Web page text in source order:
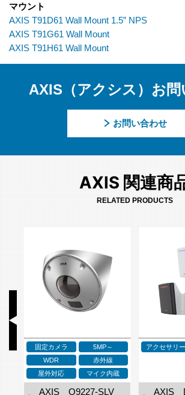
マウント
AXIS T91D61 Wall Mount 1.5” NPS
AXIS T91G61 Wall Mount
AXIS T91H61 Wall Mount
AXIS（アクシス）お問
お問い合わせ
AXIS 関連商
RELATED PRODUCTS
固定カメラ
5MP～
WDR
赤外線
屋外対応
マイク内蔵
AXIS Q9227-SLV
アクセサリー
AXIS